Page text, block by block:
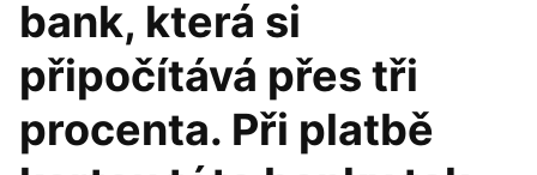
bank, která si
připočítává přes tři
procenta. Při platbě